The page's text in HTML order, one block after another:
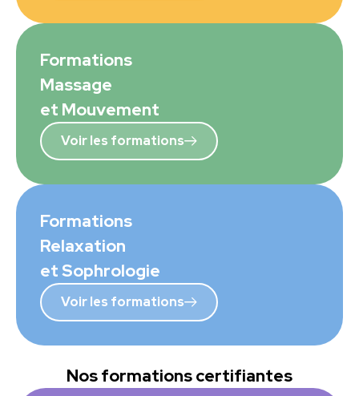
Formations
Massage
et Mouvement
Voir les formations
Formations
Relaxation
et Sophrologie
Voir les formations
Nos formations certifiantes